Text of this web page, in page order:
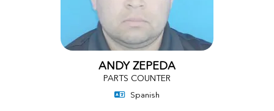
ANDY ZEPEDA
PARTS COUNTER
Spanish